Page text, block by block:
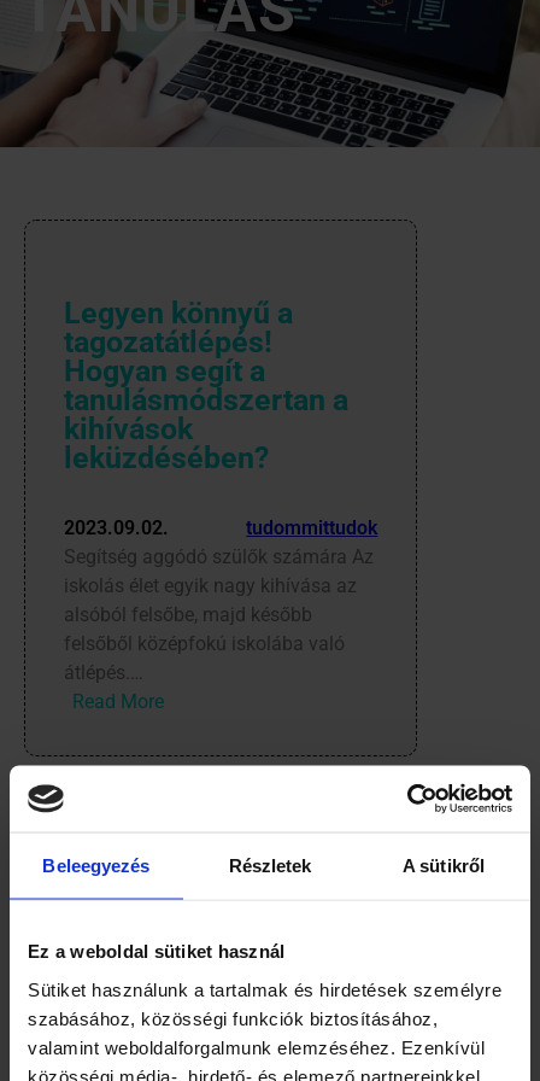
Beleegyezés Részletek A sütikről
Ez a weboldal sütiket használ
Sütiket használunk a tartalmak és hirdetések személyre
szabásához, közösségi funkciók biztosításához,
valamint weboldalforgalmunk elemzéséhez. Ezenkívül
közösségi média-, hirdető- és elemező partnereinkkel
Legyen könnyű a
tagozatátlépés!
Hogyan segít a
tanulásmódszertan a
kihívások
leküzdésében?
2023.09.02.
tudommittudok
Segítség aggódó szülők számára Az
iskolás élet egyik nagy kihívása az
alsóból felsőbe, majd később
felsőből középfokú iskolába való
átlépés.…
Read More:
könnyű
a
a
kihívások
leküzdésében?
Hogyan tanulj
segít neked a
tanácsadás.
2023.09.02.
tudommittudok